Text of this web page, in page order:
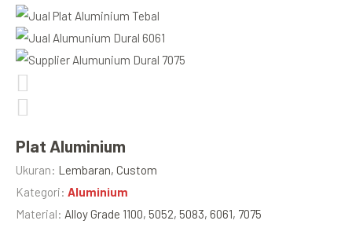
Plat Aluminium
Ukuran: Lembaran, Custom
Kategori: Aluminium
Material: Alloy Grade 1100, 5052, 5083, 6061, 7075